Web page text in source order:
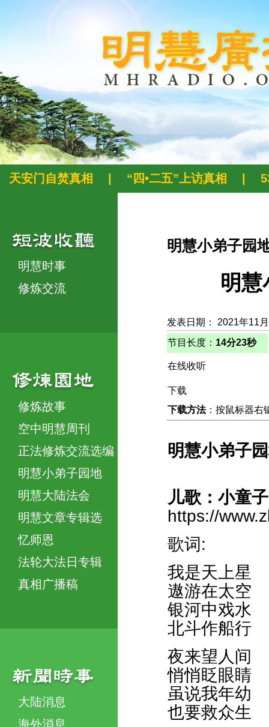
天安门自焚真相 “四•二五”上访真相
明慧时事
修炼交流
修炼故事
空中明慧周刊
正法修炼交流选编
明慧小弟子园地
明慧大陆法会
明慧文章专辑选
忆师恩
法轮大法日专辑
真相广播稿
大陆消息
海外消息
明慧小弟子园
明慧
发表日期： 2021年11
节目长度： 14分23秒
在线收听
下载
下载方法：按鼠标器右
明慧小弟子
儿歌：小童子
https://
歌词:
我是天上星
遨游在太空
银河中戏水
北斗作船行
夜来望人间
悄悄眨眼睛
虽说我年幼
也要救众生